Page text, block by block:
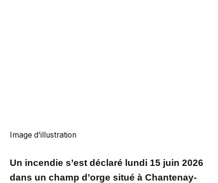
Image d’illustration
Un incendie s’est déclaré lundi 15 juin 2026
dans un champ d’orge situé à Chantenay-